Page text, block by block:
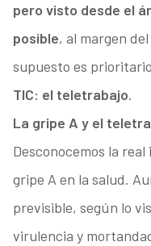
pero visto desde el
posible, al margen
supuesto es
TIC: el teletrabajo.
La gripe A y el
Desconocemos la
gripe A en la salud.
previsible, según lo
virulencia y